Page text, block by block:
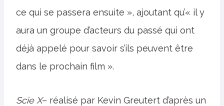
ce qui se passera ensuite », ajoutant qu’« il y
aura un groupe d’acteurs du passé qui ont
déjà appelé pour savoir s’ils peuvent être
dans le prochain film ».
Scie X– réalisé par Kevin Greutert d’après un